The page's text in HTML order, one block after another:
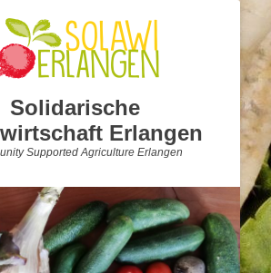
Solidarische
Erlangen
Supported Agriculture Erlangen